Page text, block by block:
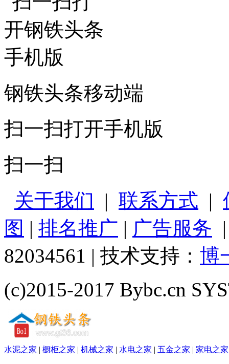
钢铁头条移动端
扫一扫打开手机版
扫一扫
关于我们 | 联系方式 |
图 | 排名推广 | 广告服务
82034561 | 技术支持： 博
(c)2015-2017 Bybc.cn
水泥之家 | 橱柜之家 | 机械之家 | 水电之家 | 五金之家 | 家电之家